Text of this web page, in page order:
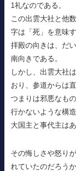
1礼なのである。
この出雲大社と他
字は「死」を意味
拝殿の向きは、だ
南向きである。
しかし、出雲大社
おり、参道からは
つまりは邪悪なも
行かないような構
大国主と事代主は
その悔しさや怒り
れていたのだろうか